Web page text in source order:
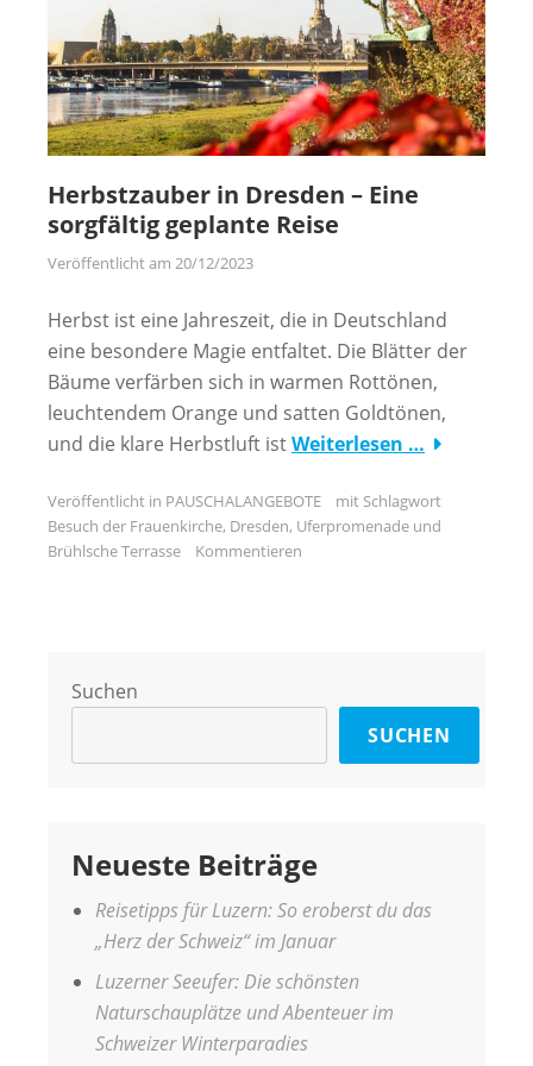
Herbstzauber in Dresden – Eine
sorgfältig geplante Reise
Veröffentlicht am 20/12/2023
Herbst ist eine Jahreszeit, die in Deutschland
eine besondere Magie entfaltet. Die Blätter der
Bäume verfärben sich in warmen Rottönen,
leuchtendem Orange und satten Goldtönen,
und die klare Herbstluft istWeiterlesen …
Veröffentlicht in PAUSCHALANGEBOTE
mit Schlagwort
Besuch der Frauenkirche, Dresden, Uferpromenade und
Brühlsche Terrasse
Kommentieren
Suchen
SUCHEN
Neueste Beiträge
Reisetipps für Luzern: So eroberst du das
„Herz der Schweiz“ im Januar
Luzerner Seeufer: Die schönsten
Naturschauplätze und Abenteuer im
Schweizer Winterparadies